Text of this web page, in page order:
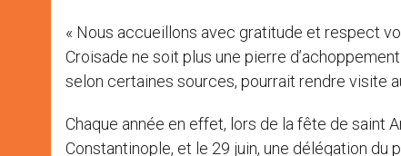
« Nous accueillons avec gratitude et respect
Croisade ne soit plus une pierre
selon certaines sources, pourrait rendre visite
Chaque année en effet, lors de la fête de saint
Constantinople, et le 29 juin, une délégation